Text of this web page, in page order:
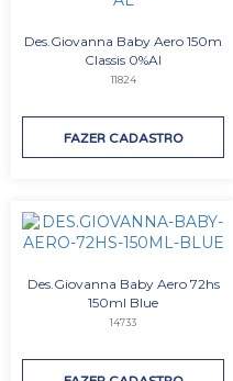
Des.Giovanna Baby Aero 150m
Classis 0%Al
11824
FAZER CADASTRO
Des.Giovanna Baby Aero 72hs
150ml Blue
14733